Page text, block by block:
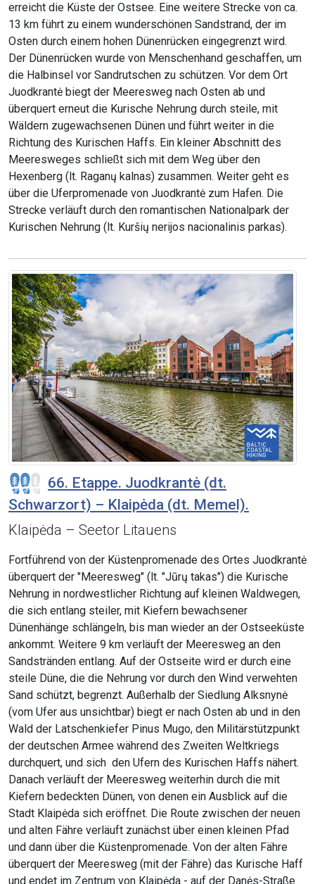
erreicht die Küste der Ostsee. Eine weitere Strecke von ca.
13 km führt zu einem wunderschönen Sandstrand, der im
Osten durch einem hohen Dünenrücken eingegrenzt wird.
Der Dünenrücken wurde von Menschenhand geschaffen, um
die Halbinsel vor Sandrutschen zu schützen. Vor dem Ort
Juodkrantė biegt der Meeresweg nach Osten ab und
überquert erneut die Kurische Nehrung durch steile, mit
Wäldern zugewachsenen Dünen und führt weiter in die
Richtung des Kurischen Haffs. Ein kleiner Abschnitt des
Meeresweges schließt sich mit dem Weg über den
Hexenberg (lt. Raganų kalnas) zusammen. Weiter geht es
über die Uferpromenade von Juodkrantė zum Hafen. Die
Strecke verläuft durch den romantischen Nationalpark der
Kurischen Nehrung (lt. Kuršių nerijos nacionalinis parkas).
66. Etappe. Juodkrantė (dt.
Schwarzort) – Klaipėda (dt. Memel).
Klaipėda – Seetor Litauens
Fortführend von der Küstenpromenade des Ortes Juodkrantė
überquert der "Meeresweg" (lt. "Jūrų takas") die Kurische
Nehrung in nordwestlicher Richtung auf kleinen Waldwegen,
die sich entlang steiler, mit Kiefern bewachsener
Dünenhänge schlängeln, bis man wieder an der Ostseeküste
ankommt. Weitere 9 km verläuft der Meeresweg an den
Sandstränden entlang. Auf der Ostseite wird er durch eine
steile Düne, die die Nehrung vor durch den Wind verwehten
Sand schützt, begrenzt. Außerhalb der Siedlung Alksnynė
(vom Ufer aus unsichtbar) biegt er nach Osten ab und in den
Wald der Latschenkiefer Pinus Mugo, den Militärstützpunkt
der deutschen Armee während des Zweiten Weltkriegs
durchquert, und sich den Ufern des Kurischen Haffs nähert.
Danach verläuft der Meeresweg weiterhin durch die mit
Kiefern bedeckten Dünen, von denen ein Ausblick auf die
Stadt Klaipėda sich eröffnet. Die Route zwischen der neuen
und alten Fähre verläuft zunächst über einen kleinen Pfad
und dann über die Küstenpromenade. Von der alten Fähre
überquert der Meeresweg (mit der Fähre) das Kurische Haff
und endet im Zentrum von Klaipėda - auf der Danės-Straße